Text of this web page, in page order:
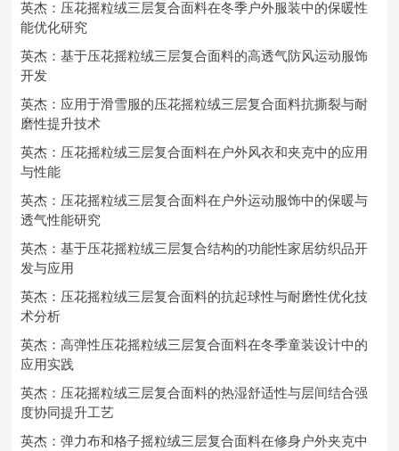
英杰：压花摇粒绒三层复合面料在冬季户外服装中的保暖性
能优化研究
英杰：基于压花摇粒绒三层复合面料的高透气防风运动服饰
开发
英杰：应用于滑雪服的压花摇粒绒三层复合面料抗撕裂与耐
磨性提升技术
英杰：压花摇粒绒三层复合面料在户外风衣和夹克中的应用
与性能
英杰：压花摇粒绒三层复合面料在户外运动服饰中的保暖与
透气性能研究
英杰：基于压花摇粒绒三层复合结构的功能性家居纺织品开
发与应用
英杰：压花摇粒绒三层复合面料的抗起球性与耐磨性优化技
术分析
英杰：高弹性压花摇粒绒三层复合面料在冬季童装设计中的
应用实践
英杰：压花摇粒绒三层复合面料的热湿舒适性与层间结合强
度协同提升工艺
英杰：弹力布和格子摇粒绒三层复合面料在修身户外夹克中